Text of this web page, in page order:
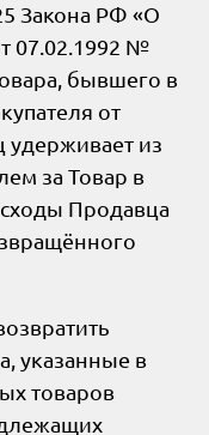
Закона РФ «О
07.02.1992 №
бывшего в
от
удерживает из
за Товар в
Продавца
указанные в
товаров